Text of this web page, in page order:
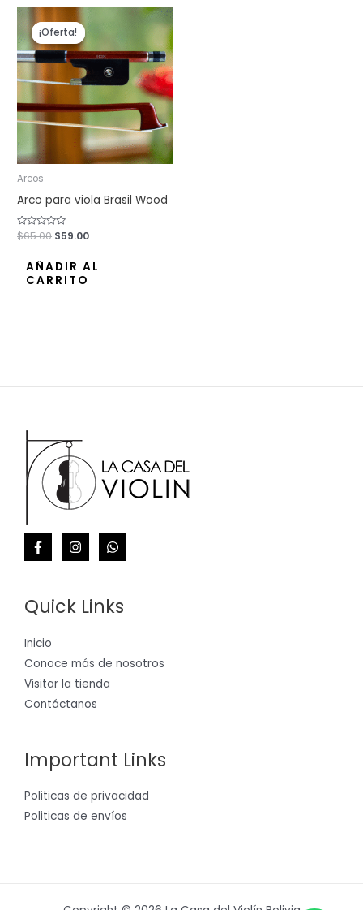
¡Oferta!
¡Oferta!
Arcos
Arco para viola Brasil Wood
Valorado
con
$65.00
precio
original
era:
$65.00.
$59.00
precio
actual
es:
$59.00.
AÑADIR AL
CARRITO
Quick Links
Inicio
Conoce más de nosotros
Visitar la tienda
Contáctanos
Important Links
Politicas de privacidad
Politicas de envíos